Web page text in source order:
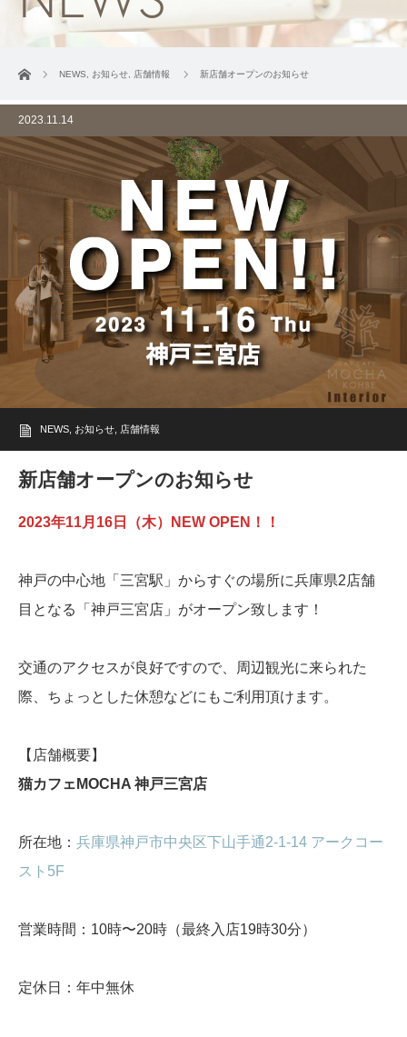
ホーム NEWS お知らせ 店舗情報 新店舗オープンのお知らせ
2023.11.14
NEWS お知らせ 店舗情報
新店舗オープンのお知らせ
2023年11月16日（木）NEW OPEN！！
神戸の中心地「三宮駅」からすぐの場所に兵庫県2店舗
目となる「神戸三宮店」がオープン致します！
交通のアクセスが良好ですので、周辺観光に来られた
際、ちょっとした休憩などにもご利用頂けます。
【店舗概要】
猫カフェMOCHA 神戸三宮店
所在地： 兵庫県神戸市中央区下山手通2-1-14 アークコー
スト5F
営業時間：10時〜20時（最終入店19時30分）
定休日：年中無休